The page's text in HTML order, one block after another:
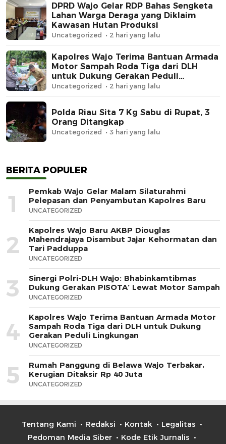
DPRD Wajo Gelar RDP Bahas Sengketa
Lahan Warga Deraga yang Diklaim
Kawasan Hutan Produksi
Uncategorized 2 hari yang lalu
Kapolres Wajo Terima Bantuan Armada
Motor Sampah Roda Tiga dari DLH
untuk Dukung Gerakan Peduli
Lingkungan
Uncategorized 2 hari yang lalu
Polda Riau Sita 7 Kg Sabu di Rupat, 3
Orang Ditangkap
Uncategorized 3 hari yang lalu
BERITA POPULER
1
Pemkab Wajo Gelar Malam Silaturahmi
Pelepasan dan Penyambutan Kapolres Baru
UNCATEGORIZED
2
Kapolres Wajo Baru AKBP Diouglas
Mahendrajaya Disambut Jajar Kehormatan dan
Tari Padduppa
UNCATEGORIZED
3
Sinergi Polri-DLH Wajo: Bhabinkamtibmas
Dukung Gerakan PISOTA’ Lewat Motor Sampah
UNCATEGORIZED
4
Kapolres Wajo Terima Bantuan Armada Motor
Sampah Roda Tiga dari DLH untuk Dukung
Gerakan Peduli Lingkungan
UNCATEGORIZED
5
Rumah Panggung di Belawa Wajo Terbakar,
Kerugian Ditaksir Rp 40 Juta
UNCATEGORIZED
Tentang Kami Redaksi Kontak
Legalitas
Pedoman Media Siber
Kode Etik Jurnalis